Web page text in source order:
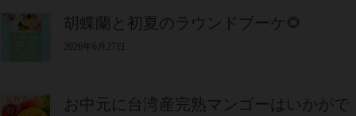
胡蝶蘭と初夏のラウンドブーケ🌻
2026年6月27日
お中元に台湾産完熟マンゴーはいかがで